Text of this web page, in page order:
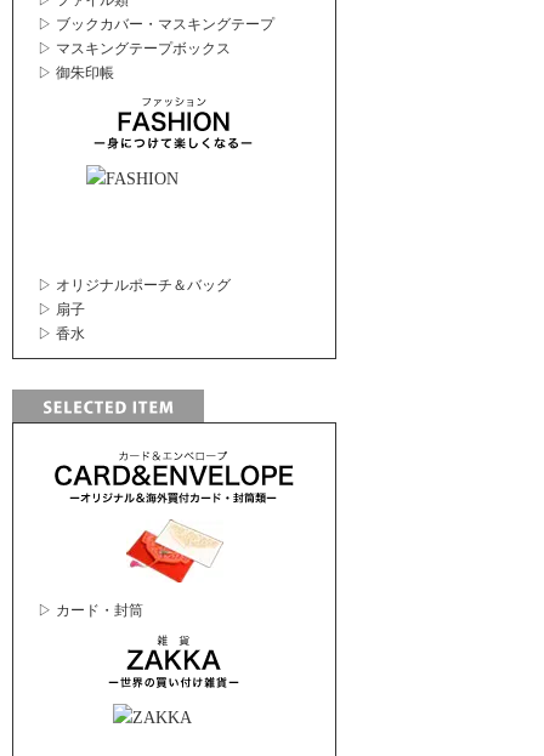
▷ ブックカバー・マスキングテープ
▷ マスキングテープボックス
▷ 御朱印帳
▷ オリジナルポーチ＆バッグ
▷ 扇子
▷ 香水
▷ カード・封筒